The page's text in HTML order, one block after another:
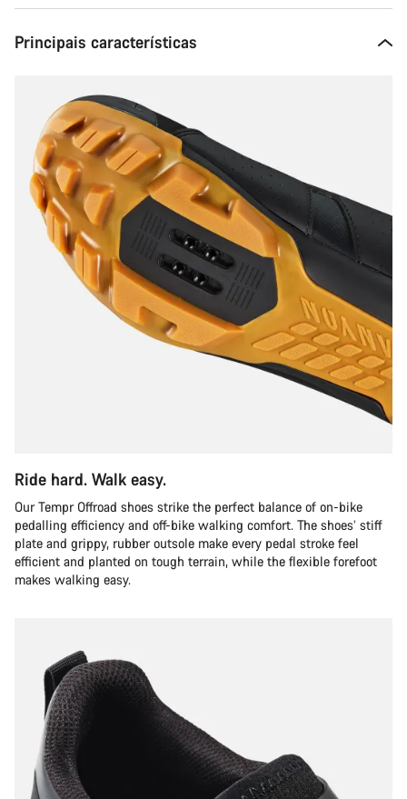
Principais características
Ride hard. Walk easy.
Our Tempr Offroad shoes strike the perfect balance of on-bike
pedalling efficiency and off-bike walking comfort. The shoes’ stiff
plate and grippy, rubber outsole make every pedal stroke feel
efficient and planted on tough terrain, while the flexible forefoot
makes walking easy.